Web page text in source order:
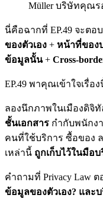
Müller บริษัทคุณร
นี่คือฉากที่ EP.49 จะตอ
ของตัวเอง + หน้าที่ของ
ข้อมูลนั้น+ Cross-
EP.49 พาคุณเข้าใจเรื่อ
ลองนึกภาพในเมืองดิจิทั
ชั้นเอกสาร กำกับพนักง
คนที่ใช้บริการ ซื้อของ
เหล่านี้ ถูกเก็บไว้ในมือ
คำถามที่ Privacy Law
ข้อมูลของตัวเอง? แล